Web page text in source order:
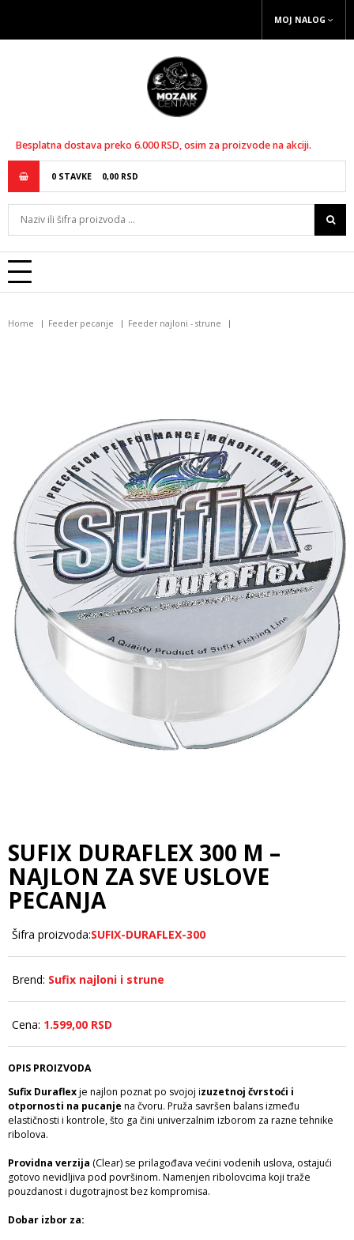
MOJ NALOG
Besplatna dostava preko 6.000 RSD, osim za proizvode na akciji.
0 STAVKE 0,00 RSD
Home Feeder pecanje Feeder najloni - strune
SUFIX DURAFLEX 300 M –
NAJLON ZA SVE USLOVE
PECANJA
Šifra proizvoda:SUFIX-DURAFLEX-300
Brend: Sufix najloni i strune
Cena: 1.599,00 RSD
OPIS PROIZVODA
Sufix Duraflexje najlon poznat po svojoj izuzetnoj čvrstoći i
otpornosti na pucanje na čvoru. Pruža savršen balans između
elastičnosti i kontrole, što ga čini univerzalnim izborom za razne tehnike
ribolova.
Providna verzija (Clear) se prilagođava većini vodenih uslova, ostajući
gotovo nevidljiva pod površinom. Namenjen ribolovcima koji traže
pouzdanost i dugotrajnost bez kompromisa.
Dobar izbor za: